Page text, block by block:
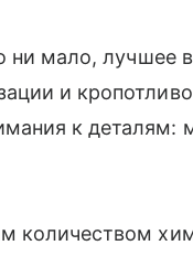
ни мало, лучшее
и
к деталям:
количеством